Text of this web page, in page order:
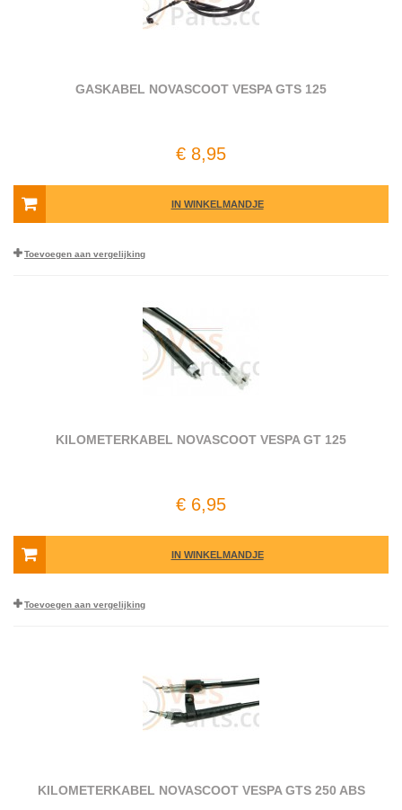
GASKABEL NOVASCOOT VESPA GTS 125
€ 8,95
IN WINKELMANDJE
Toevoegen aan vergelijking
KILOMETERKABEL NOVASCOOT VESPA GT 125
€ 6,95
IN WINKELMANDJE
Toevoegen aan vergelijking
KILOMETERKABEL NOVASCOOT VESPA GTS 250 ABS